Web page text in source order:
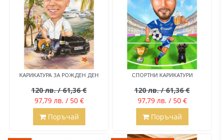
КАРИКАТУРА ЗА РОЖДЕН ДЕН
120 лв. / 61,36 €
97,79 лв. / 50 €
Поръчай
СПОРТНИ КАРИКАТУРИ
120 лв. / 61,36 €
97,79 лв. / 50 €
Поръчай